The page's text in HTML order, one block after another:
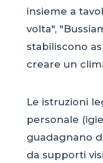
insieme a
volta",
stabiliscono
creare un
Le istruzioni
personale
guadagnano
da supporti